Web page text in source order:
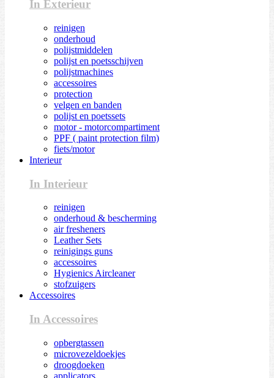
In Exterieur
reinigen
onderhoud
polijstmiddelen
polijst en poetsschijven
polijstmachines
accessoires
protection
velgen en banden
polijst en poetssets
motor - motorcompartiment
PPF ( paint protection film)
fiets/motor
Interieur
In Interieur
reinigen
onderhoud & bescherming
air fresheners
Leather Sets
reinigings guns
accessoires
Hygienics Aircleaner
stofzuigers
Accessoires
In Accessoires
opbergtassen
microvezeldoekjes
droogdoeken
applicators